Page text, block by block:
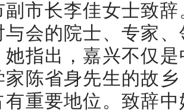
副市长李佳女士致
与会的院士、专家
她指出，嘉兴不仅
家陈省身先生的故
有重要地位。致辞